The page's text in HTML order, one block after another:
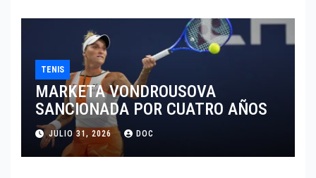
TENIS
MARKETA VONDROUSOVA
SANCIONADA POR CUATRO AÑOS
JULIO 31, 2026 DOC